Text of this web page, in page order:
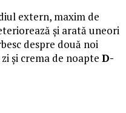
extern, maxim de
şi arată uneori
despre două noi
și crema de noapte D-